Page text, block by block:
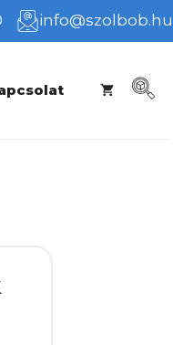
info@szolbob.hu